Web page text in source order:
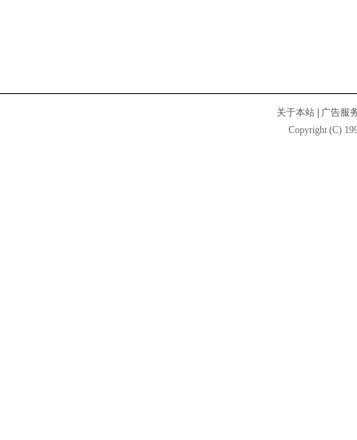
关于本站
广告服
Copyright (C)